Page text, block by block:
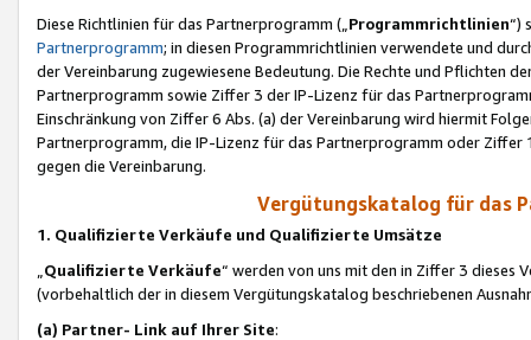
Diese Richtlinien für das Partnerprogramm („Programmrichtlinien“)
Partnerprogramm; in diesen Programmrichtlinien verwendete und
der Vereinbarung zugewiesene Bedeutung. Die Rechte und Pflichten
Partnerprogramm sowie Ziffer 3 der IP-Lizenz für das
Einschränkung von Ziffer 6 Abs. (a) der Vereinbarung wird hiermit
Partnerprogramm, die IP-Lizenz für das Partnerprogramm oder
gegen die Vereinbarung.
Vergütungskatalog für das
1. Qualifizierte Verkäufe und Qualifizierte Umsätze
Qualifizierte Verkäufe“ werden von uns mit den in Ziffer 3
(vorbehaltlich der in diesem Vergütungskatalog beschriebenen
(a) Partner- Link auf Ihrer Site: